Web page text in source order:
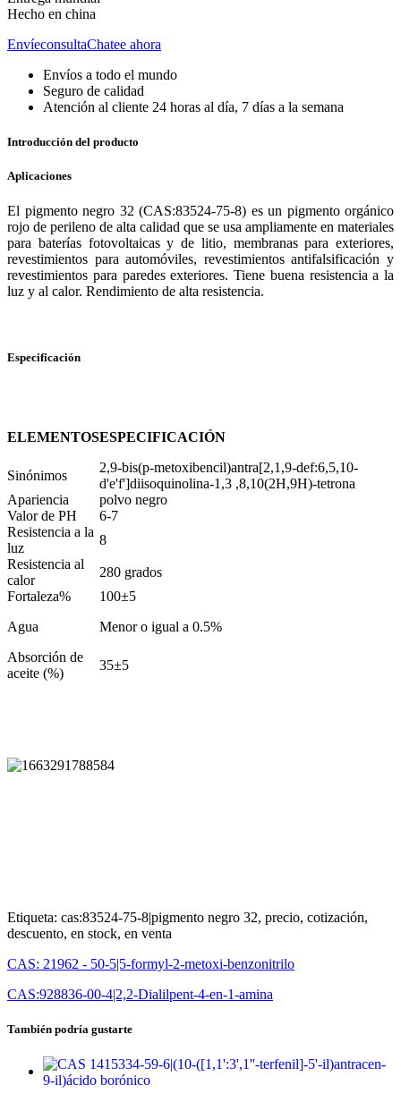
Hecho en china
EnvíeconsultaChatee ahora
Envíos a todo el mundo
Seguro de calidad
Atención al cliente 24 horas al día, 7 días a la semana
Introducción del producto
Aplicaciones
El pigmento negro 32 (CAS:83524-75-8) es un pigmento orgánico
rojo de perileno de alta calidad que se usa ampliamente en materiales
para baterías fotovoltaicas y de litio, membranas para exteriores,
revestimientos para automóviles, revestimientos antifalsificación y
revestimientos para paredes exteriores. Tiene buena resistencia a la
luz y al calor. Rendimiento de alta resistencia.
Especificación
ELEMENTOSESPECIFICACIÓN
Sinónimos
2,9-bis(p-metoxibencil)antra[2,1,9-def:6,5,10-
d'e'f']diisoquinolina-1,3 ,8,10(2H,9H)-tetrona
Apariencia
polvo negro
Valor de PH
6-7
Resistencia a la
luz
8
Resistencia al
calor
280 grados
Fortaleza%
100±5
Agua
Menor o igual a 0.5%
Absorción de
aceite (%)
35±5
Etiqueta: cas:83524-75-8|pigmento negro 32, precio, cotización,
descuento, en stock, en venta
CAS: 21962 - 50-5|5-formyl-2-metoxi-benzonitrilo
CAS:928836-00-4|2,2-Dialilpent-4-en-1-amina
También podría gustarte